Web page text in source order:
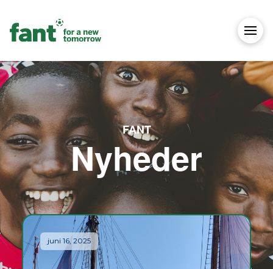
FANT
Nyheder
juni 16, 2025